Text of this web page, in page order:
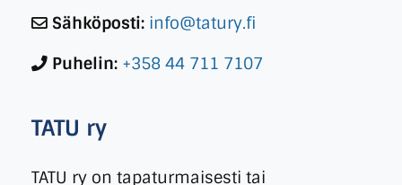
Sähköposti: info@tatury.fi
Puhelin: +358 44 711 7107
TATU ry
TATU ry on tapaturmaisesti tai